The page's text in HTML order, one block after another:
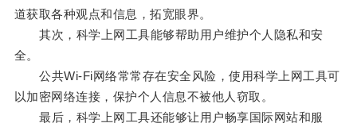
道获取各种观点和信息，拓宽眼界。
其次，科学上网工具能够帮助用户维护个人隐私和安
全。
公共Wi-Fi网络常常存在安全风险，使用科学上网工具可
以加密网络连接，保护个人信息不被他人窃取。
最后，科学上网工具还能够让用户畅享国际网站和服